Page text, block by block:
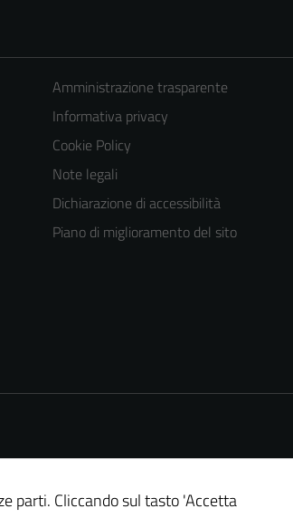
Amministrazione trasparente
Informativa privacy
Cookie Policy
Note legali
Dichiarazione di accessibilità
Piano di miglioramento del sito
parti. Cliccando sul tasto 'Accetta
Tecnici